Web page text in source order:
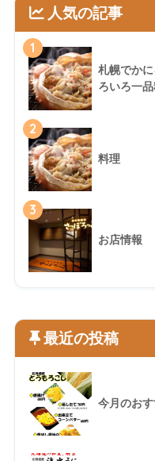
人気の記事
1
札幌でか
ろいろ一品
2
料理
3
お店情報
最近の投稿
今月のお